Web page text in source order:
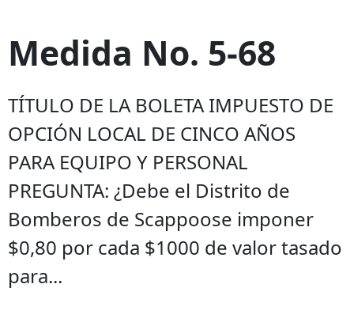
Medida No. 5-68
TÍTULO DE LA BOLETA IMPUESTO DE
OPCIÓN LOCAL DE CINCO AÑOS
PARA EQUIPO Y PERSONAL
PREGUNTA: ¿Debe el Distrito de
Bomberos de Scappoose imponer
$0,80 por cada $1000 de valor tasado
para...